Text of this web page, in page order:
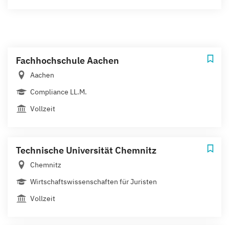
Fachhochschule Aachen
Aachen
Compliance LL.M.
Vollzeit
Technische Universität Chemnitz
Chemnitz
Wirtschaftswissenschaften für Juristen
Vollzeit